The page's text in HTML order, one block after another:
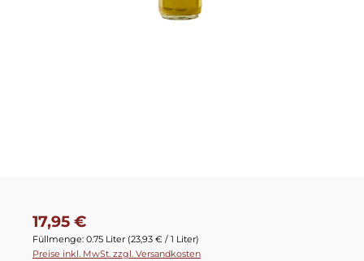
Regulärer Preis:
17,95 €
Füllmenge: 0.75 Liter (23,93 € / 1 Liter)
Preise inkl. MwSt. zzgl. Versandkosten